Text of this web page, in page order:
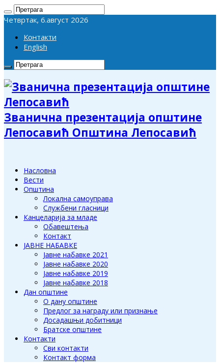
Четвртак, 6.август 2026
Контакти
English
Званична презентација општине
Лепосавић Општина Лепосавић
Насловна
Вести
Општина
Локална самоуправа
Службени гласници
Канцеларија за младе
Обавештења
Контакт
ЈАВНЕ НАБАВКЕ
Јавне набавке 2021
Јавне набавке 2020
Јавне набавке 2019
Јавне набавке 2018
Дан општине
О дану општине
Предлог за награду или признање
Досадашњи добитници
Братске општине
Контакти
Сви контакти
Контакт форма